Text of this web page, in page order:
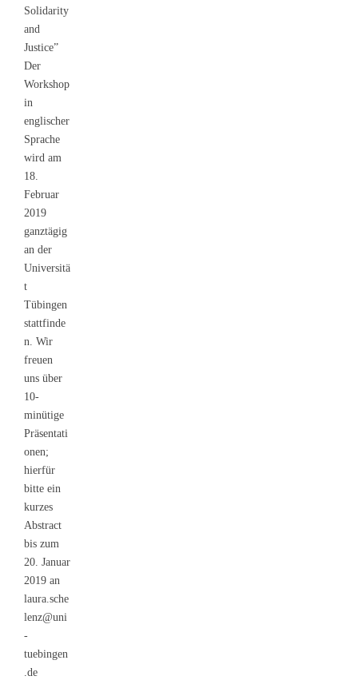
Solidarity
and
Justice”
Der
Workshop
in
englischer
Sprache
wird am
18.
Februar
2019
ganztägig
an der
Universitä
t
Tübingen
stattfinde
n. Wir
freuen
uns über
10-
minütige
Präsentati
onen;
hierfür
bitte ein
kurzes
Abstract
bis zum
20. Januar
2019 an
laura.sche
lenz@uni
-
tuebingen
.de